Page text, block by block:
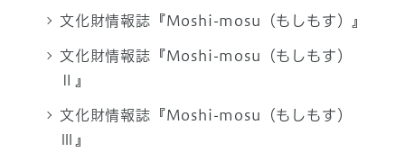
文化財情報誌『Moshi-mosu（もしもす）』
文化財情報誌『Moshi-mosu（もしもす）
Ⅱ』
文化財情報誌『Moshi-mosu（もしもす）
Ⅲ』